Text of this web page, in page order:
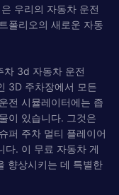
우리의 자동차 운전
폴리오의 새로운 자동
차 3d 자동차 운전
3D 주차장에서 모든
전 시뮬레이터에는 좁
이 있습니다. 그것은
퍼 주차 멀티 플레이어
다. 이 무료 자동차 게
향상시키는 데 특별한